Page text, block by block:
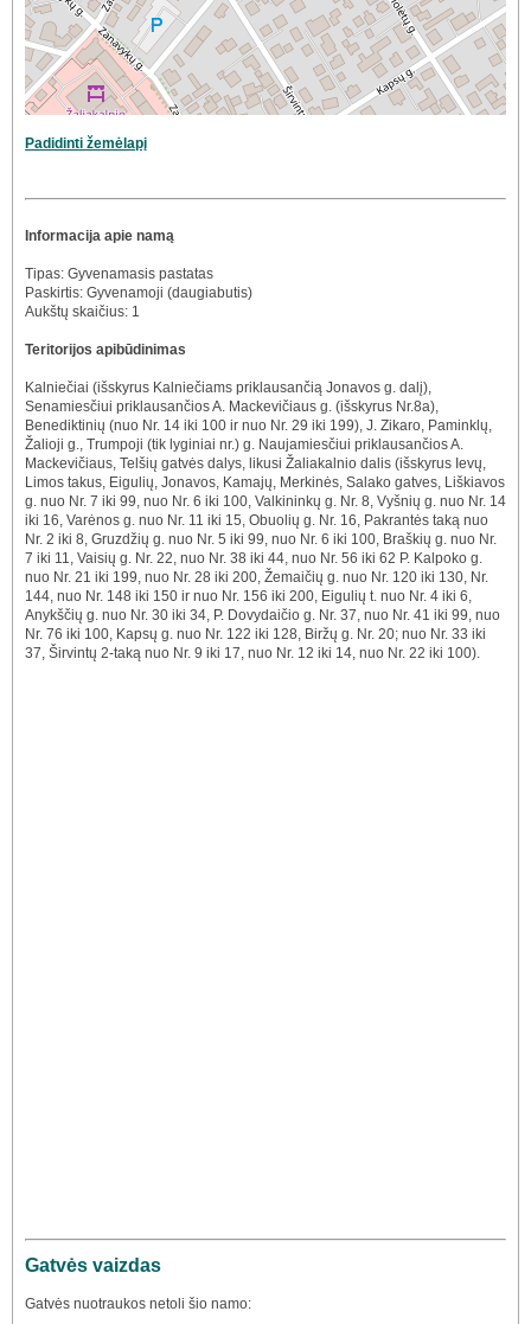
Padidinti žemėlapį
Informacija apie namą
Tipas: Gyvenamasis pastatas
Paskirtis: Gyvenamoji (daugiabutis)
Aukštų skaičius: 1
Teritorijos apibūdinimas
Kalniečiai (išskyrus Kalniečiams priklausančią Jonavos g. dalį),
Senamiesčiui priklausančios A. Mackevičiaus g. (išskyrus Nr.8a),
Benediktinių (nuo Nr. 14 iki 100 ir nuo Nr. 29 iki 199), J. Zikaro, Paminklų,
Žalioji g., Trumpoji (tik lyginiai nr.) g. Naujamiesčiui priklausančios A.
Mackevičiaus, Telšių gatvės dalys, likusi Žaliakalnio dalis (išskyrus Ievų,
Limos takus, Eigulių, Jonavos, Kamajų, Merkinės, Salako gatves, Liškiavos
g. nuo Nr. 7 iki 99, nuo Nr. 6 iki 100, Valkininkų g. Nr. 8, Vyšnių g. nuo Nr. 14
iki 16, Varėnos g. nuo Nr. 11 iki 15, Obuolių g. Nr. 16, Pakrantės taką nuo
Nr. 2 iki 8, Gruzdžių g. nuo Nr. 5 iki 99, nuo Nr. 6 iki 100, Braškių g. nuo Nr.
7 iki 11, Vaisių g. Nr. 22, nuo Nr. 38 iki 44, nuo Nr. 56 iki 62 P. Kalpoko g.
nuo Nr. 21 iki 199, nuo Nr. 28 iki 200, Žemaičių g. nuo Nr. 120 iki 130, Nr.
144, nuo Nr. 148 iki 150 ir nuo Nr. 156 iki 200, Eigulių t. nuo Nr. 4 iki 6,
Anykščių g. nuo Nr. 30 iki 34, P. Dovydaičio g. Nr. 37, nuo Nr. 41 iki 99, nuo
Nr. 76 iki 100, Kapsų g. nuo Nr. 122 iki 128, Biržų g. Nr. 20; nuo Nr. 33 iki
37, Širvintų 2-taką nuo Nr. 9 iki 17, nuo Nr. 12 iki 14, nuo Nr. 22 iki 100).
Gatvės vaizdas
Gatvės nuotraukos netoli šio namo: